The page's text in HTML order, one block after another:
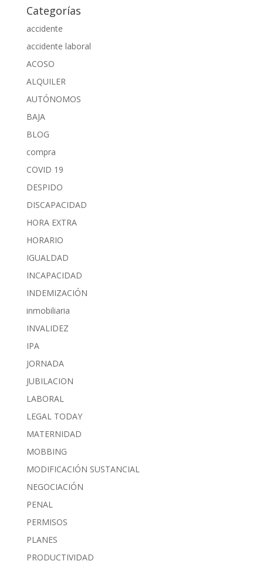
Categorías
accidente
accidente laboral
ACOSO
ALQUILER
AUTÓNOMOS
BAJA
BLOG
compra
COVID 19
DESPIDO
DISCAPACIDAD
HORA EXTRA
HORARIO
IGUALDAD
INCAPACIDAD
INDEMIZACIÓN
inmobiliaria
INVALIDEZ
IPA
JORNADA
JUBILACION
LABORAL
LEGAL TODAY
MATERNIDAD
MOBBING
MODIFICACIÓN SUSTANCIAL
NEGOCIACIÓN
PENAL
PERMISOS
PLANES
PRODUCTIVIDAD